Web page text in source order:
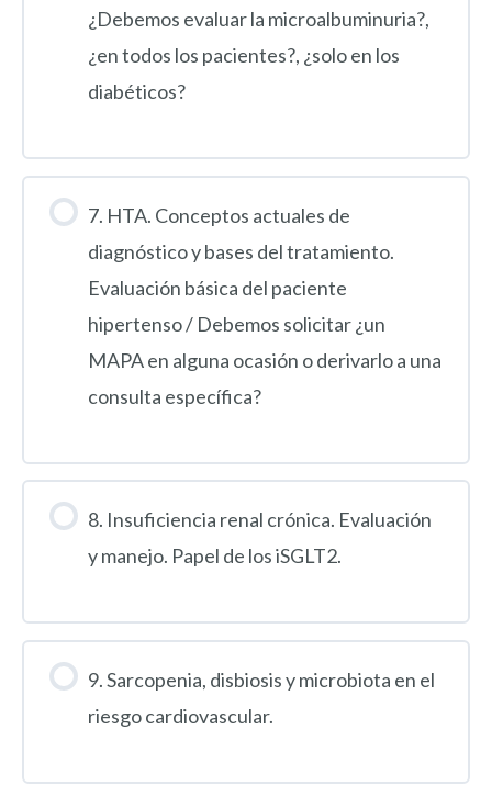
¿Debemos evaluar la microalbuminuria?,
¿en todos los pacientes?, ¿solo en los
diabéticos?
7. HTA. Conceptos actuales de
diagnóstico y bases del tratamiento.
Evaluación básica del paciente
hipertenso / Debemos solicitar ¿un
MAPA en alguna ocasión o derivarlo a una
consulta específica?
8. Insuficiencia renal crónica. Evaluación
y manejo. Papel de los iSGLT2.
9. Sarcopenia, disbiosis y microbiota en el
riesgo cardiovascular.